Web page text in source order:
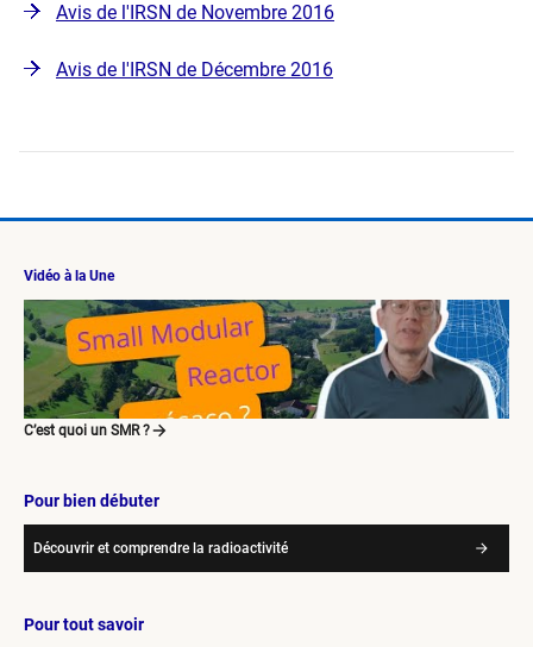
Avis de l'IRSN de Novembre 2016
Avis de l'IRSN de Décembre 2016
Vidéo à la Une
C’est quoi un SMR ?
Pour bien débuter
Découvrir et comprendre la radioactivité
Pour tout savoir